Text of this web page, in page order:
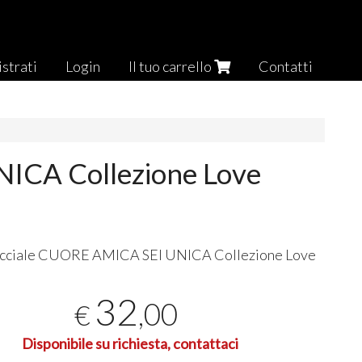
Login Il tuo carrello Contatti
Collezione Love
CUOREAMICASEI UNICA Collezione Love
€ 32,00
Disponibile su richiesta, contattaci